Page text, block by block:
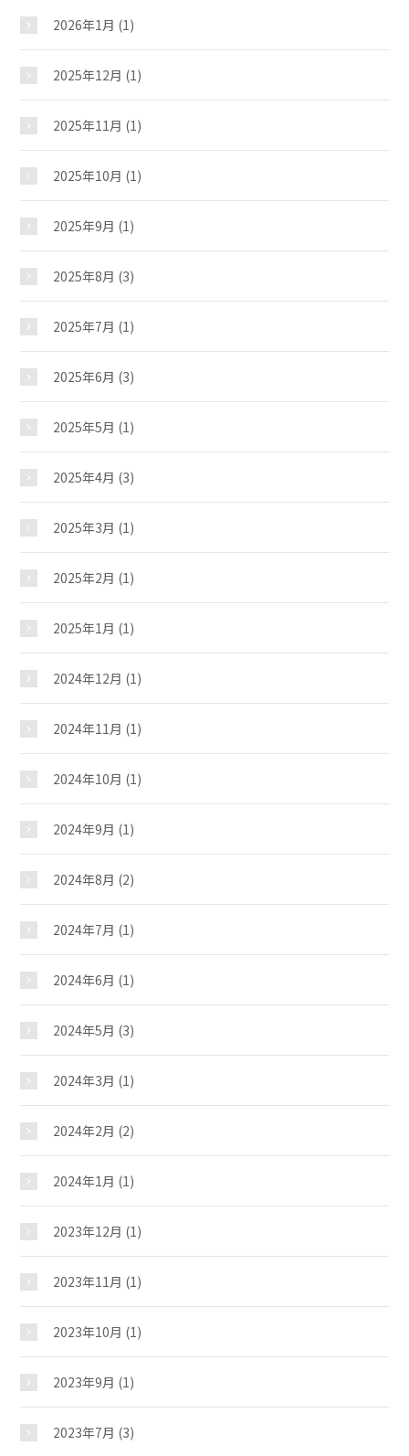
芳斎児童館
じどうかんだより
スケジュール
施設紹介
ギャラリー
2026年1月 (1)
2025年12月 (1)
2025年11月 (1)
2025年10月 (1)
2025年9月 (1)
2025年8月 (3)
2025年7月 (1)
2025年6月 (3)
2025年5月 (1)
2025年4月 (3)
2025年3月 (1)
2025年2月 (1)
2025年1月 (1)
2024年12月 (1)
2024年11月 (1)
2024年10月 (1)
2024年9月 (1)
2024年8月 (2)
2024年7月 (1)
2024年6月 (1)
2024年5月 (3)
2024年3月 (1)
2024年2月 (2)
2024年1月 (1)
2023年12月 (1)
2023年11月 (1)
2023年10月 (1)
2023年9月 (1)
2023年7月 (3)